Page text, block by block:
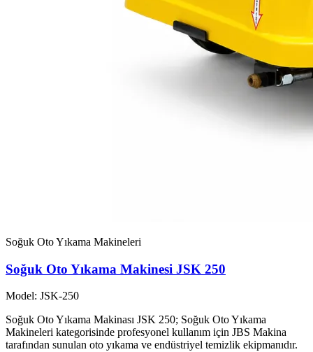
Soğuk Oto Yıkama Makineleri
Soğuk Oto Yıkama Makinesi JSK 250
Model: JSK-250
Soğuk Oto Yıkama Makinası JSK 250; Soğuk Oto Yıkama
Makineleri kategorisinde profesyonel kullanım için JBS Makina
tarafından sunulan oto yıkama ve endüstriyel temizlik ekipmanıdır.